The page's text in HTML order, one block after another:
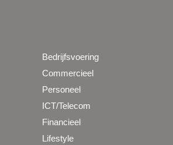
Bedrijfsvoering
Commercieel
Personeel
ICT/Telecom
Financieel
Lifestyle